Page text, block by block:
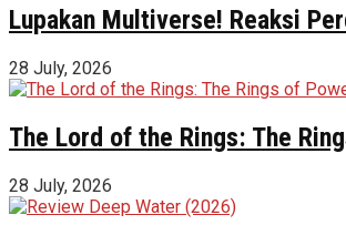
Lupakan Multiverse! Reaksi
28 July, 2026
The Lord of the Rings: The
28 July, 2026